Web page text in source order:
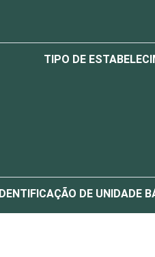
TIPO DE
IDENTIFICAÇÃO DE UNIDADE